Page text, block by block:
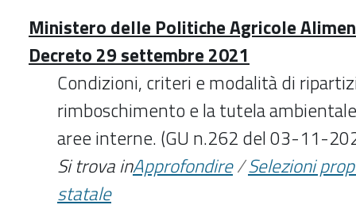
Ministero delle Politiche Agricole
Decreto 29 settembre 2021
Condizioni, criteri e modalità di
rimboschimento e la tutela
aree interne. (GU n.262 del 03-11-
Si trova inApprofondire/Selezioni
statale